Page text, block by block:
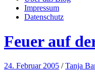
Impressum
Datenschutz
Feuer auf
24. Februar 2005 /Tanja